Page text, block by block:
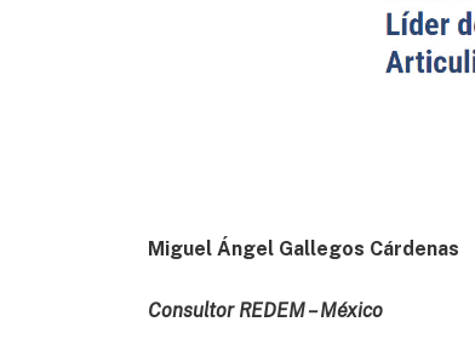
Miguel Ángel Gallegos Cárdenas
Consultor REDEM – México